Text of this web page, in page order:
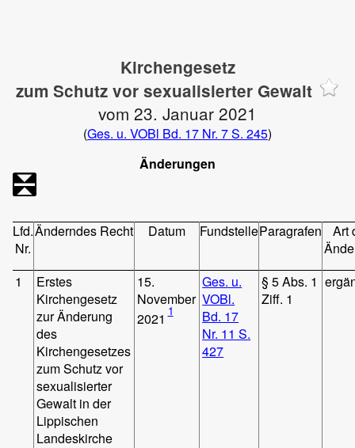
Kirchengesetz
zum Schutz vor sexualisierter Gewalt
vom 23. Januar 2021
(Ges. u. VOBl Bd. 17 Nr. 7 S. 245)
Änderungen
Lfd.
Nr.
Änderndes Recht Datum FundstelleParagrafen
Art
1
Erstes
Kirchengesetz
zur Änderung
des
Kirchengesetzes
zum Schutz vor
sexualisierter
Gewalt in der
Lippischen
Landeskirche
15.
November
2021 1
Ges. u.
VOBl.
Bd. 17
Nr. 11 S.
427
§ 5 Abs. 1
Ziff. 1